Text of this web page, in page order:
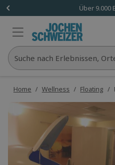
Über 9.000
Suche nach Erlebnissen,
Home / Wellness / Floating /